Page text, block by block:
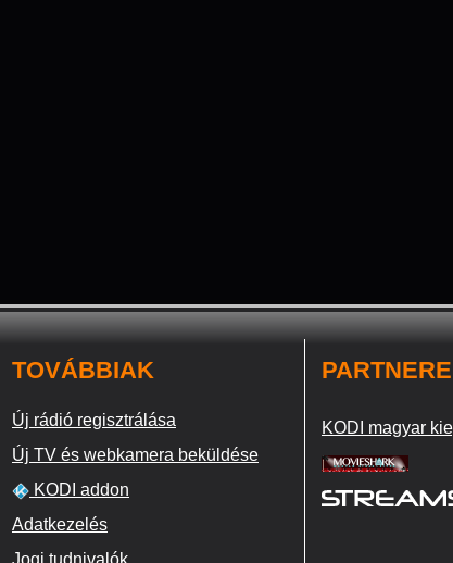
TOVÁBBIAK
Új rádió regisztrálása
Új TV és webkamera beküldése
KODI addon
Adatkezelés
Jogi tudnivalók
KODI magyar